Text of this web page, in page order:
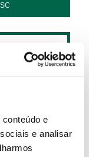
e
e analisar